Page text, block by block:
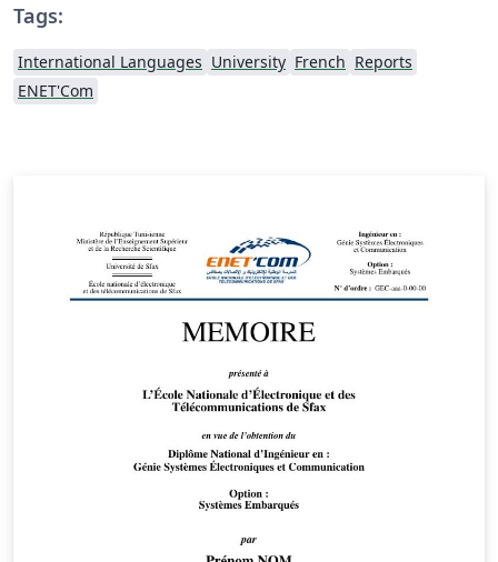
Tags:
International Languages University French Reports
ENET'Com